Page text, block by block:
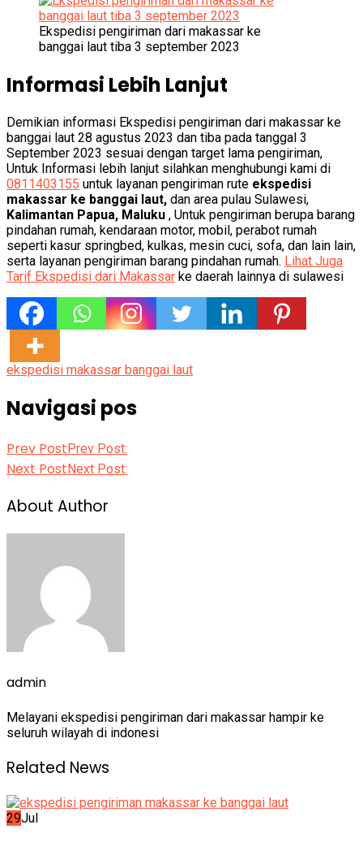
Ekspedisi pengiriman dari makassar ke
banggai laut tiba 3 september 2023
Informasi Lebih Lanjut
Demikian informasi Ekspedisi pengiriman dari makassar ke
banggai laut 28 agustus 2023 dan tiba pada tanggal 3
September 2023 sesuai dengan target lama pengiriman,
Untuk Informasi lebih lanjut silahkan menghubungi kami di
0811403155 untuk layanan pengiriman rute ekspedisi
makassar ke banggai laut, dan area pulau Sulawesi,
Kalimantan Papua, Maluku , Untuk pengiriman berupa barang
pindahan rumah, kendaraan motor, mobil, perabot rumah
seperti kasur springbed, kulkas, mesin cuci, sofa, dan lain lain,
serta layanan pengiriman barang pindahan rumah. Lihat Juga
Tarif Ekspedisi dari Makassar ke daerah lainnya di sulawesi
ekspedisi makassar banggai laut
Navigasi pos
Prev Post Prev Post:
Next Post Next Post:
About Author
admin
Melayani ekspedisi pengiriman dari makassar hampir ke
seluruh wilayah di indonesi
Related News
29Jul